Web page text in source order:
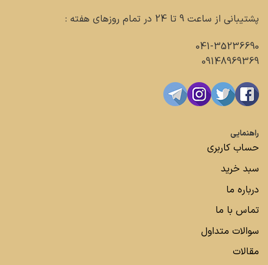
پشتیبانی از ساعت 9 تا 24 در تمام روزهای هفته :
041-35236690
09148969369
راهنمایی
حساب کاربری
سبد خرید
درباره ما
تماس با ما
سوالات متداول
مقالات